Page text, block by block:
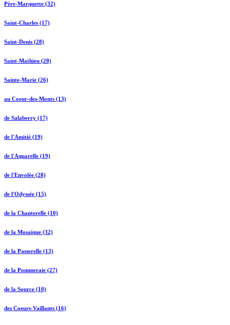
Père-Marquette (32)
Saint-Charles (17)
Saint-Denis (28)
Saint-Mathieu (20)
Sainte-Marie (26)
au Coeur-des-Monts (13)
de Salaberry (17)
de l'Amitié (19)
de l'Aquarelle (19)
de l'Envolée (28)
de l'Odyssée (15)
de la Chanterelle (10)
de la Mosaïque (32)
de la Passerelle (13)
de la Pommeraie (27)
de la Source (10)
des Coeurs-Vaillants (16)